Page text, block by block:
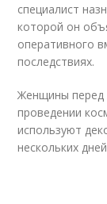
специалист
которой он
оперативного
последствиях.
Женщины перед
проведении
используют
нескольких